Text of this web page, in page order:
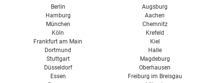
Berlin
Hamburg
München
Köln
Frankfurt am Main
Dortmund
Stuttgart
Düsseldorf
Essen
Augsburg
Aachen
Chemnitz
Krefeld
Kiel
Halle
Magdeburg
Oberhausen
Freiburg im Breisgau